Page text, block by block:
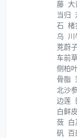
藤 大
当归
石 楮
乌 川
茺蔚
车前
侧柏
骨脂
北沙
边莲
白鲜皮
蔹 白
矾 百